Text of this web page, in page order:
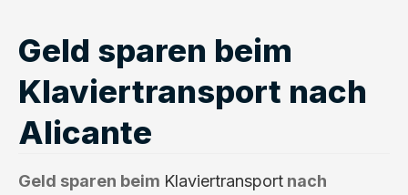
Geld sparen beim
Klaviertransport nach
Alicante
Geld sparen beim Klaviertransport nach